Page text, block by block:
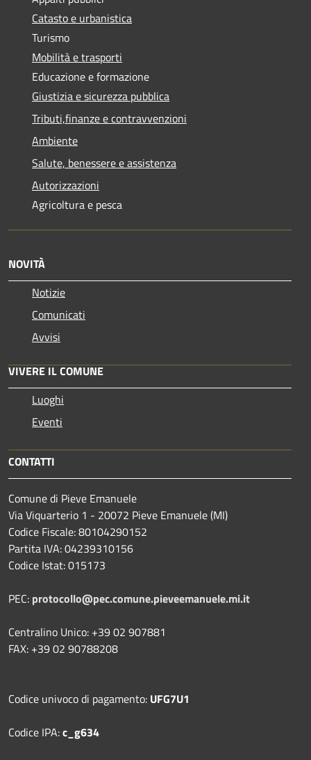
Catasto e urbanistica
Turismo
Mobilità e trasporti
Educazione e formazione
Giustizia e sicurezza pubblica
Tributi,finanze e contravvenzioni
Ambiente
Salute, benessere e assistenza
Autorizzazioni
Agricoltura e pesca
NOVITÀ
Notizie
Comunicati
Avvisi
VIVERE IL COMUNE
Luoghi
Eventi
CONTATTI
Comune di Pieve Emanuele
Via Viquarterio 1 - 20072 Pieve Emanuele (MI)
Codice Fiscale: 80104290152
Partita IVA: 04239310156
Codice Istat: 015173
PEC: protocollo@pec.comune.pieveemanuele.mi.it
Centralino Unico: +39 02 907881
FAX: +39 02 90788208
Codice univoco di pagamento: UFG7U1
Codice IPA:c_g634